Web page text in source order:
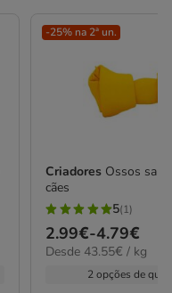
-25% na 2ª un.
Criadores Ossos
cães
5
estrelas
com
5(1)
Preço
de
2.99€-4.79€
43.55€
Desde 43.55€ / kg
2 opções de